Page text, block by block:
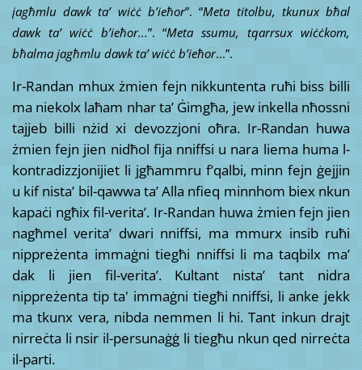
jagħmlu dawk ta’ wiċċ b’ieħor”. “Meta titolbu, tkunux bħal
dawk ta’ wiċċ b’ieħor...”. “Meta ssumu, tqarrsux wiċċkom,
bħalma jagħmlu dawk ta’ wiċċ b’ieħor...”.
Ir-Randan mhux żmien fejn nikkuntenta ruħi biss billi
ma niekolx laħam nhar ta’ Ġimgħa, jew inkella nħossni
tajjeb billi nżid xi devozzjoni oħra. Ir-Randan huwa
żmien fejn jien nidħol fija nniffsi u nara liema huma l-
kontradizzjonijiet li jgħammru f’qalbi, minn fejn ġejjin
u kif nista’ bil-qawwa ta’ Alla nfieq minnhom biex nkun
kapaċi ngħix fil-verita’. Ir-Randan huwa żmien fejn jien
nagħmel verita’ dwari nniffsi, ma mmurx insib ruħi
nippreżenta immaġni tiegħi nniffsi li ma taqbilx ma’
dak li jien fil-verita’. Kultant nista’ tant nidra
nippreżenta tip ta' immaġni tiegħi nniffsi, li anke jekk
ma tkunx vera, nibda nemmen li hi. Tant inkun drajt
nirreċta li nsir il-persunaġġ li tiegħu nkun qed nirreċta
il-parti.